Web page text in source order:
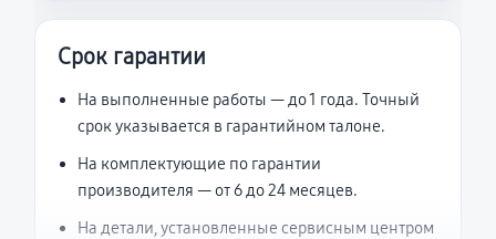
Срок гарантии
На выполненные работы — до 1 года. Точный
срок указывается в гарантийном талоне.
На комплектующие по гарантии
производителя — от 6 до 24 месяцев.
На детали, установленные сервисным центром